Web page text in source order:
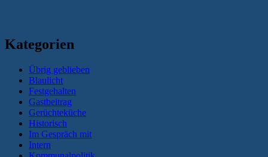
Kategorien
Übrig geblieben
Blaulicht
Festgehalten
Gastbeitrag
Gerüchteküche
Historisch
Im Gespräch mit
Intern